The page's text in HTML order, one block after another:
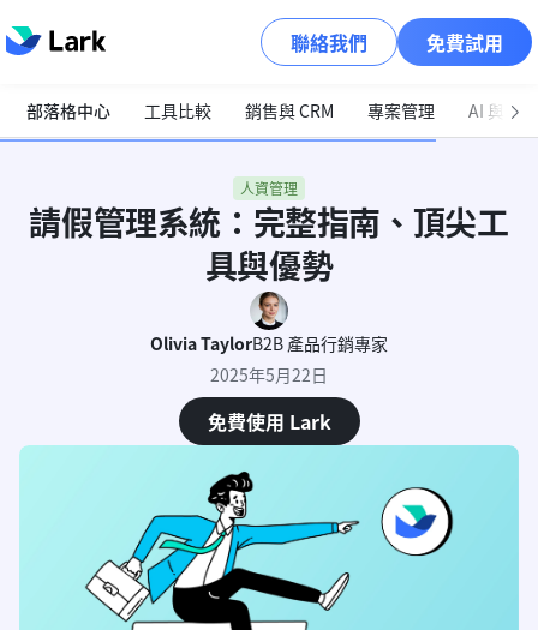
聯絡我們 免費試用
部落格中心 工具比較 銷售與 CRM 專案管理 AI 與自
人資管理
請假管理系統：完整指南、頂尖工
具與優勢
Olivia TaylorB2B 產品行銷專家
2025年5月22日
免費使用 Lark